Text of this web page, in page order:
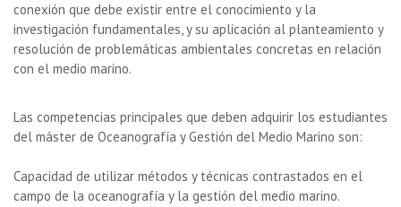
conexión que debe existir entre el conocimiento y la
investigación fundamentales, y su aplicación al planteamiento y
resolución de problemáticas ambientales concretas en relación
con el medio marino.
Las competencias principales que deben adquirir los estudiantes
del máster de Oceanografía y Gestión del Medio Marino son:
Capacidad de utilizar métodos y técnicas contrastados en el
campo de la oceanografía y la gestión del medio marino.